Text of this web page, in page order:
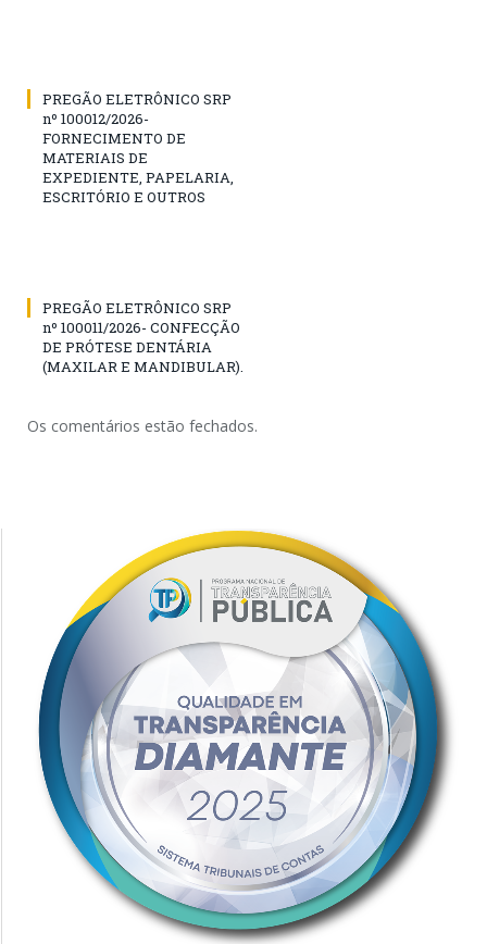
PREGÃO ELETRÔNICO SRP
nº 100012/2026-
FORNECIMENTO DE
MATERIAIS DE
EXPEDIENTE, PAPELARIA,
ESCRITÓRIO E OUTROS
PREGÃO ELETRÔNICO SRP
nº 100011/2026- CONFECÇÃO
DE PRÓTESE DENTÁRIA
(MAXILAR E MANDIBULAR).
Os comentários estão fechados.